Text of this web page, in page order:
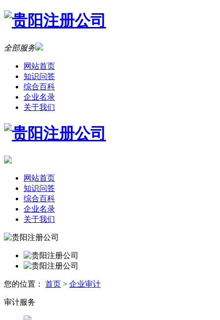
全部服务
网站首页
知识问答
综合百科
企业名录
关于我们
网站首页
知识问答
综合百科
企业名录
关于我们
您的位置： 首页 > 企业审计
审计服务